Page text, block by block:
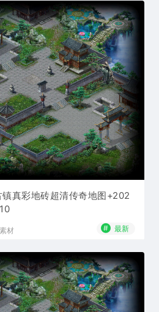
镇真彩地砖超清传奇地图+202
材 # 最新